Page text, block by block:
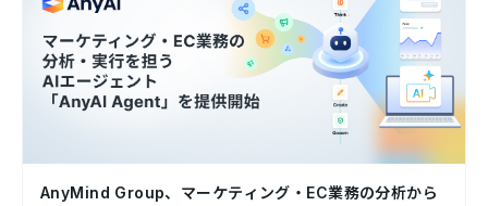
AnyMind Group、マーケティング・EC業務の分析から